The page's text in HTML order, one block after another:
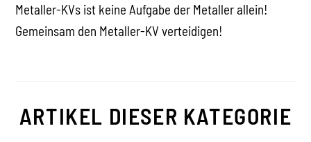
Metaller-KVs ist keine Aufgabe der Metaller allein!
Gemeinsam den Metaller-KV verteidigen!
ARTIKEL DIESER KATEGORIE